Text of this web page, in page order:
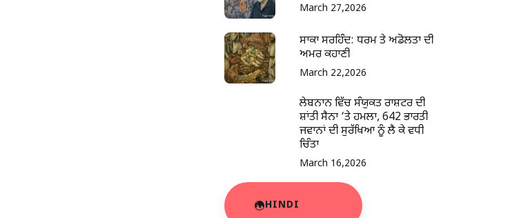
March 27,2026
ਸਾਕਾ ਸਰਹਿੰਦ: ਧਰਮ ਤੇ ਅਡੋਲਤਾ ਦੀ
ਅਮਰ ਕਹਾਣੀ
March 22,2026
ਲੇਬਨਾਨ ਵਿੱਚ ਸੰਯੁਕਤ ਰਾਸ਼ਟਰ ਦੀ
ਸ਼ਾਂਤੀ ਸੈਨਾ ‘ਤੇ ਹਮਲਾ, 642 ਭਾਰਤੀ
ਜਵਾਨਾਂ ਦੀ ਸੁਰੱਖਿਆ ਨੂੰ ਲੈ ਕੇ ਵਧੀ
ਚਿੰਤਾ
March 16,2026
HINDI